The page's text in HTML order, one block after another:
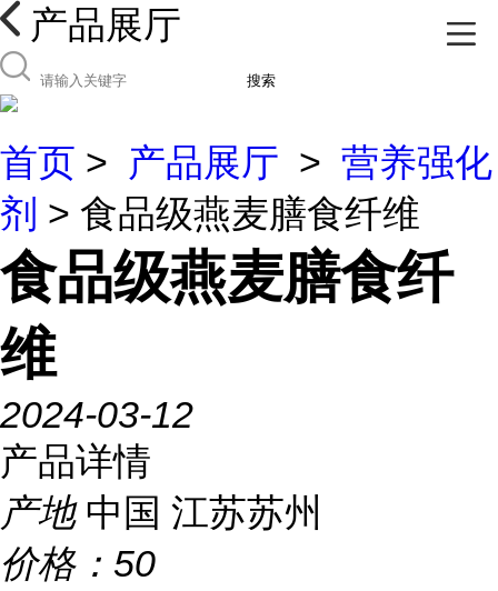
产品展厅
搜索
首页 > 产品展厅 > 营养强化
剂 > 食品级燕麦膳食纤维
食品级燕麦膳食纤
维
2024-03-12
产品详情
产地 中国 江苏苏州
价格： 50